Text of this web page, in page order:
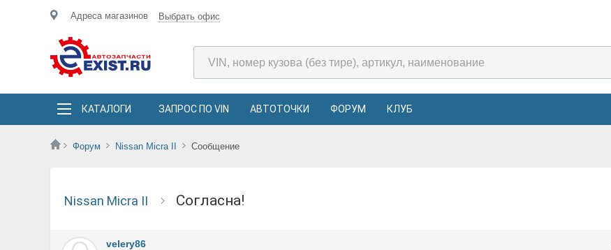
Адреса магазинов Выбрать офис
КАТАЛОГИ ЗАПРОС ПО VIN АВТОТОЧКИ ФОРУМ КЛУБ
Форум Nissan Micra II Сообщение
Nissan Micra II Согласна!
velery86